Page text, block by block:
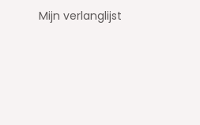
Mijn verlanglijst